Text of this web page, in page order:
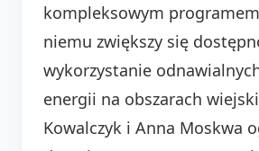
kompleksowym
niemu zwiększy się
wykorzystanie
energii na obszarach
Kowalczyk i Anna Moskwa